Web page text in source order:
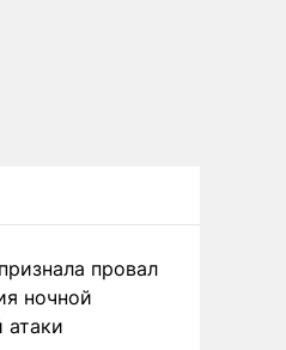
провал
ночной
атаки